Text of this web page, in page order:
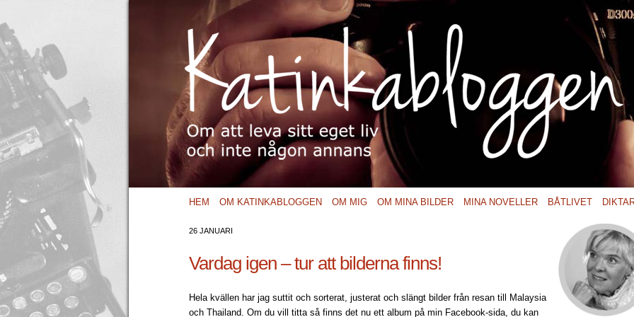
HEM OM KATINKABLOGGEN OM MIG OM MINA BILDER MINA NOVELLER BÅTLIVET
26 JANUARI
Vardag igen – tur att bilderna finns!
Hela kvällen har jag suttit och sorterat, justerat och slängt bilder från resan till Malaysia
och Thailand. Om du vill titta så finns det nu ett album på min Facebook-sida, du kan